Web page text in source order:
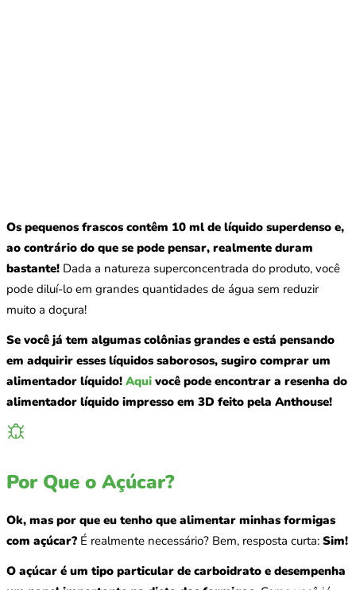
Os pequenos frascos contêm 10 ml de líquido superdenso e,
ao contrário do que se pode pensar, realmente duram
bastante! Dada a natureza superconcentrada do produto, você
pode diluí-lo em grandes quantidades de água sem reduzir
muito a doçura!
Se você já tem algumas colônias grandes e está pensando
em adquirir esses líquidos saborosos, sugiro comprar um
alimentador líquido! Aqui você pode encontrar a resenha do
alimentador líquido impresso em 3D feito pela Anthouse!
Por Que o Açúcar?
Ok, mas por que eu tenho que alimentar minhas formigas
com açúcar? É realmente necessário? Bem, resposta curta: Sim!
O açúcar é um tipo particular de carboidrato e desempenha